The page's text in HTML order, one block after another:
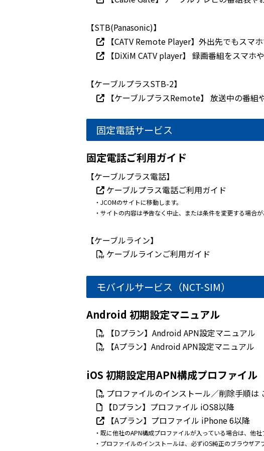
【STB(Panasonic)】
【CATV Remote Player】外出先でもスマ
【DiXiM CATV player】 録画番組をスマホ
【ケーブルプラスSTB-2】
【ケーブルプラスRemote】 放送中の番
固定電話サービス
固定電話ご利用ガイド
【ケーブルプラス電話】
ケーブルプラス電話ご利用ガイド
・JCOMのサイトに移動します。
・サイトの内容は予告なく中止、または条件を変更する場合
【ケーブルライン】
ケーブルラインご利用ガイド
モバイルサービス（NCT-SIM）
Android 初期設定マニュアル
【Dプラン】Android APN設定マニュアル
【Aプラン】Android APN設定マニュアル
iOS 初期設定用APN構成プロファイル
プロファイルのインストール／削除手順は
【Dプラン】プロファイル iOS8以降
【Aプラン】プロファイル iPhone 6以降
・既に他社のAPN構成プロファイルが入っている場合は、他
・プロファイルのインストールは、必ずiOS純正のブラウザア